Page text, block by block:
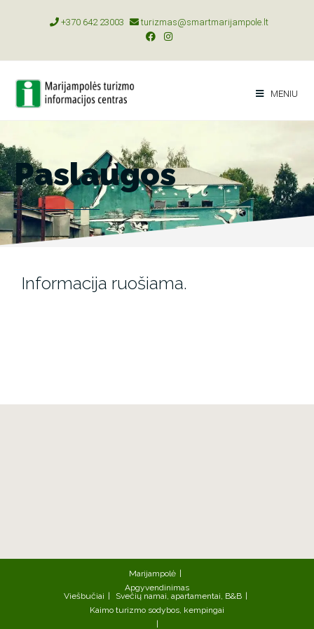
+370 642 23003 turizmas@smartmarijampole.lt
MENIU
Paslaugos
Informacija ruošiama.
Marijampolė
Apgyvendinimas
Viešbučiai
Svečių namai, apartamentai, B&B
Kaimo turizmo sodybos, kempingai